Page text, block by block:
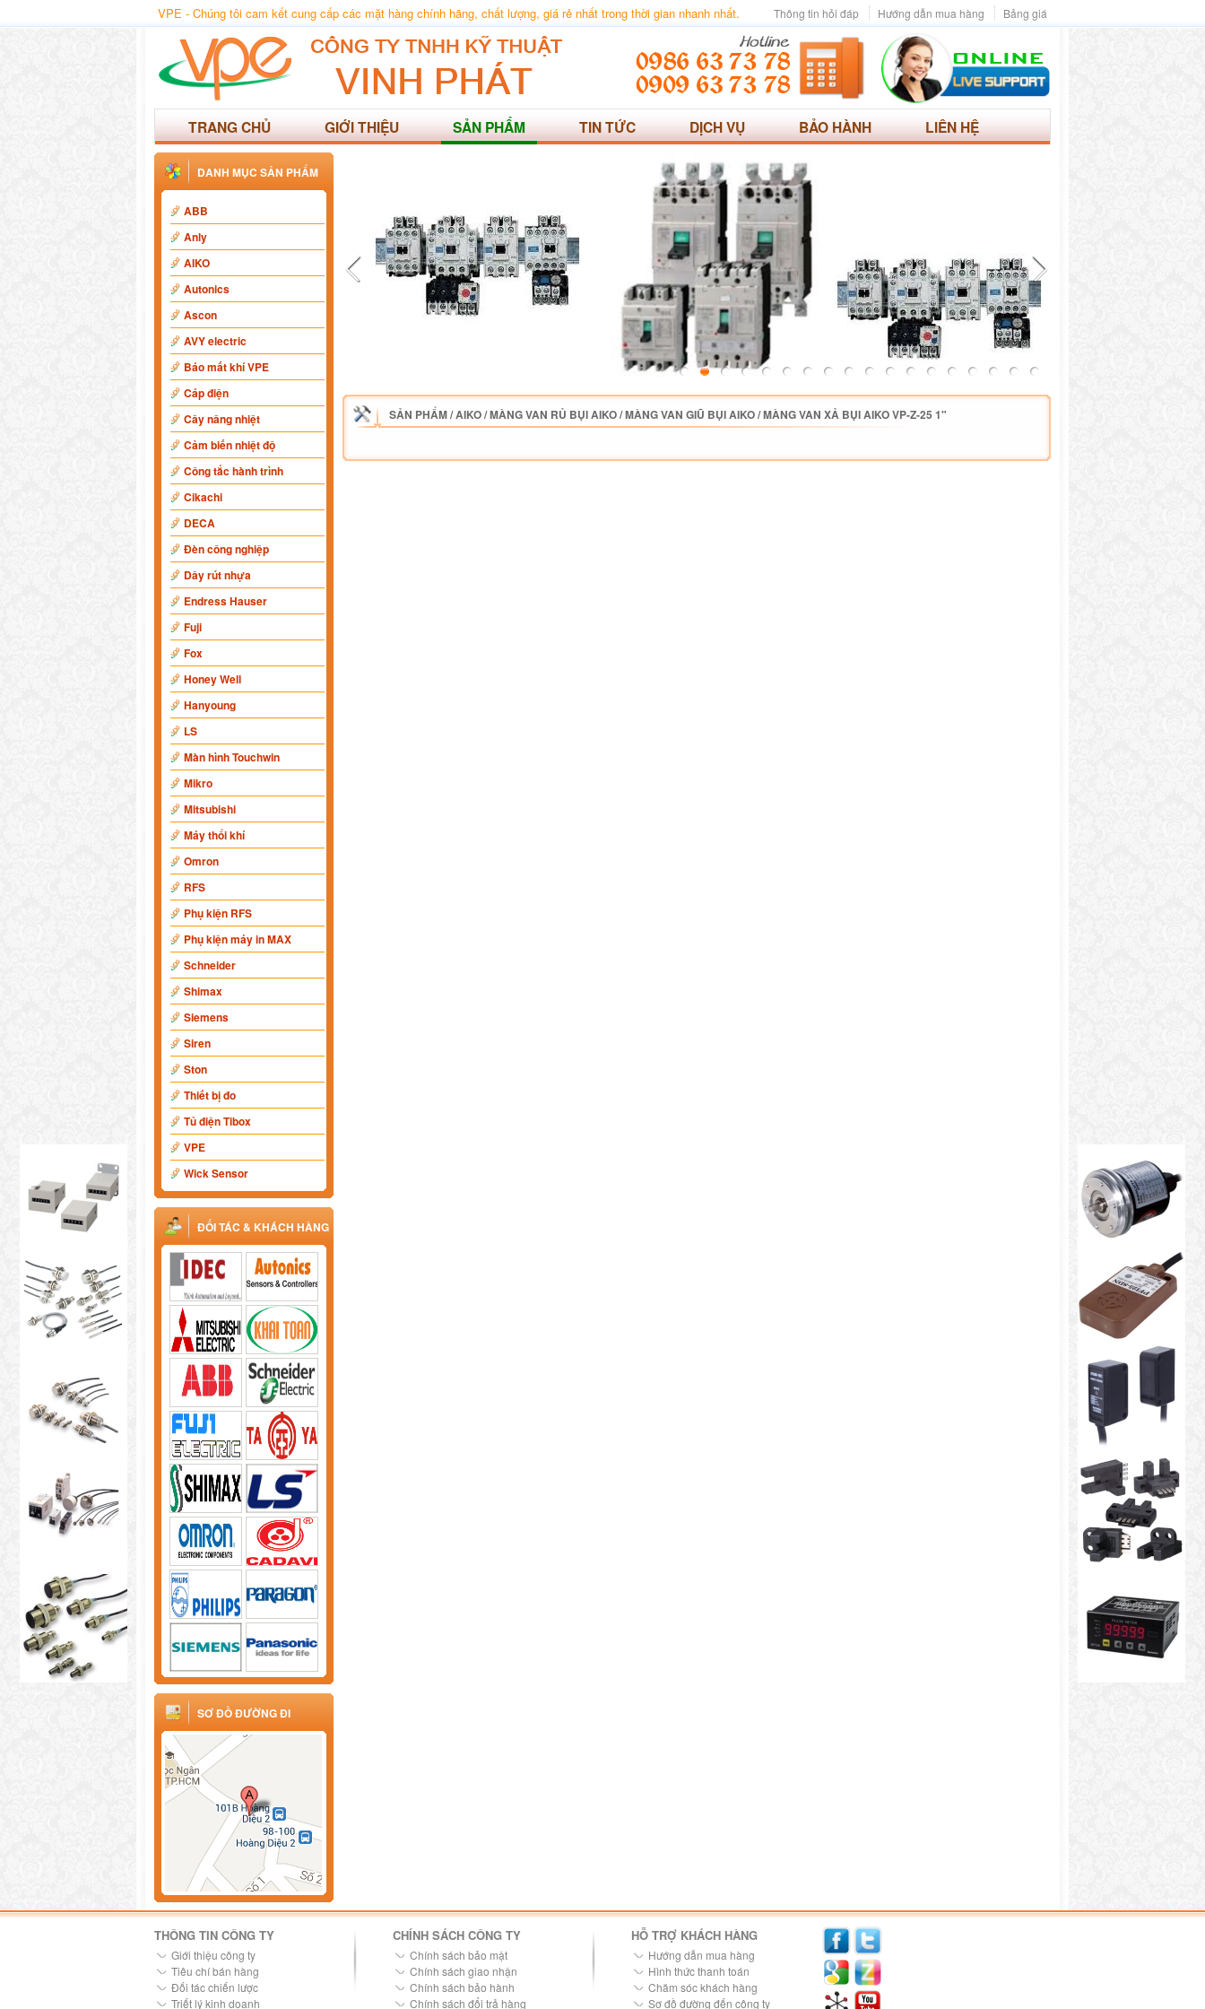
VPE - Chúng tôi cam kết cung cấp các mặt hàng chính hãng, chất lượng, giá rẻ nhất trong thời gian nhanh nhất. Bảng giá
Hướng dẫn mua hàng
Thông tin hỏi đáp
TRANG CHỦ GIỚI THIỆU SẢN PHẨM TIN TỨC DỊCH VỤ BẢO HÀNH LIÊN HỆ
DANH MỤC SẢN PHẨM
ABB
Anly
AIKO
Autonics
Ascon
AVY electric
Báo mất khí VPE
Cáp điện
Cây nâng nhiệt
Cảm biến nhiệt độ
Công tắc hành trình
Cikachi
DECA
Đèn công nghiệp
Dây rút nhựa
Endress Hauser
Fuji
Fox
Honey Well
Hanyoung
LS
Màn hình Touchwin
Mikro
Mitsubishi
Máy thổi khí
Omron
RFS
Phụ kiện RFS
Phụ kiện máy in MAX
Schneider
Shimax
Siemens
Siren
Ston
Thiết bị đo
Tủ điện Tibox
VPE
Wick Sensor
ĐỐI TÁC & KHÁCH HÀNG
SƠ ĐỒ ĐƯỜNG ĐI
SẢN PHẨM/AIKO/MÀNG VAN RỦ BỤI AIKO/MÀNG VAN GIŨ BỤI AIKO/MÀNG VAN XẢ BỤI AIKO VP-Z-25 1"
THÔNG TIN CÔNG TY
Giới thiệu công ty
Tiêu chí bán hàng
Đối tác chiến lược
Triết lý kinh doanh
CHÍNH SÁCH CÔNG TY
Chính sách bảo mật
Chính sách giao nhận
Chính sách bảo hành
Chính sách đổi trả hàng
HỖ TRỢ KHÁCH HÀNG
Hướng dẫn mua hàng
Hình thức thanh toán
Chăm sóc khách hàng
Sơ đồ đường đến công ty